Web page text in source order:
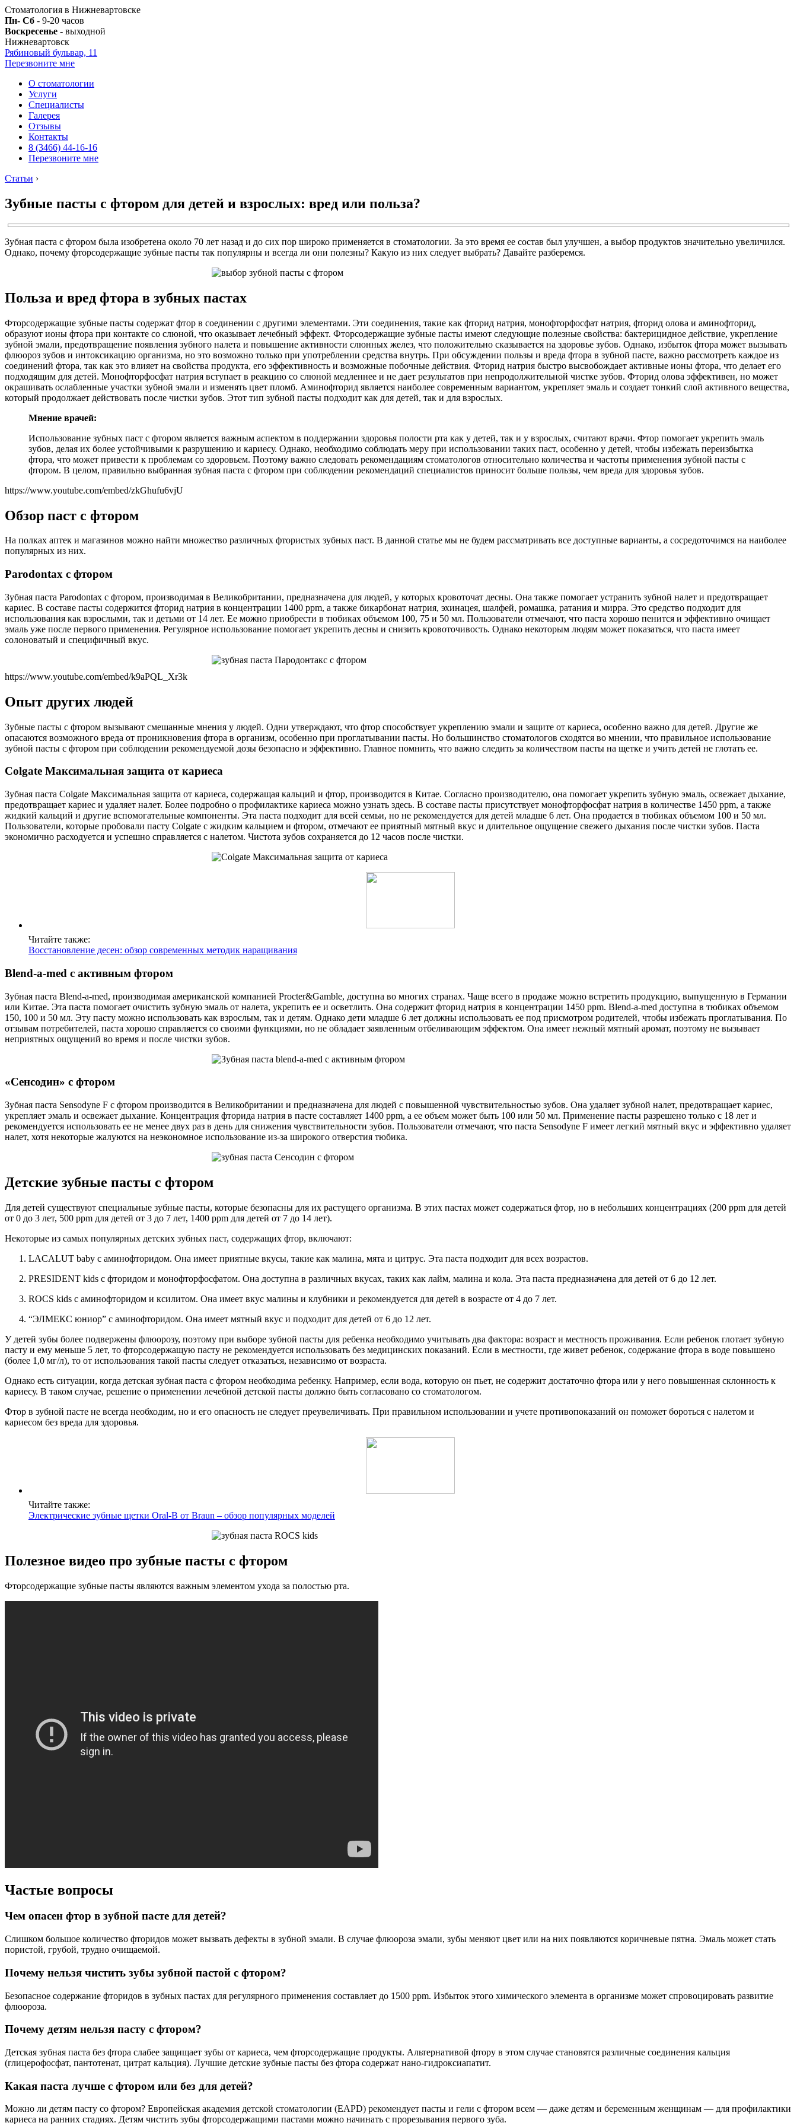
Стоматология в Нижневартовске
Пн- Сб - 9-20 часов
Воскресенье - выходной
Нижневартовск
Рябиновый бульвар, 11
Перезвоните мне
О стоматологии
Услуги
Специалисты
Галерея
Отзывы
Контакты
8 (3466) 44-16-16
Перезвоните мне
Статьи ›
Зубные пасты с фтором для детей и взрослых: вред или польза?
Зубная паста с фтором была изобретена около 70 лет назад и до сих пор широко применяется в стоматологии. За это время ее состав был улучшен, а выбор продуктов значительно увеличился.
Однако, почему фторсодержащие зубные пасты так популярны и всегда ли они полезны? Какую из них следует выбрать? Давайте разберемся.
Польза и вред фтора в зубных пастах
Фторсодержащие зубные пасты содержат фтор в соединении с другими элементами. Эти соединения, такие как фторид натрия, монофторфосфат натрия, фторид олова и аминофторид,
образуют ионы фтора при контакте со слюной, что оказывает лечебный эффект. Фторсодержащие зубные пасты имеют следующие полезные свойства: бактерицидное действие, укрепление
зубной эмали, предотвращение появления зубного налета и повышение активности слюнных желез, что положительно сказывается на здоровье зубов. Однако, избыток фтора может вызывать
флюороз зубов и интоксикацию организма, но это возможно только при употреблении средства внутрь. При обсуждении пользы и вреда фтора в зубной пасте, важно рассмотреть каждое из
соединений фтора, так как это влияет на свойства продукта, его эффективность и возможные побочные действия. Фторид натрия быстро высвобождает активные ионы фтора, что делает его
подходящим для детей. Монофторфосфат натрия вступает в реакцию со слюной медленнее и не дает результатов при непродолжительной чистке зубов. Фторид олова эффективен, но может
окрашивать ослабленные участки зубной эмали и изменять цвет пломб. Аминофторид является наиболее современным вариантом, укрепляет эмаль и создает тонкий слой активного вещества,
который продолжает действовать после чистки зубов. Этот тип зубной пасты подходит как для детей, так и для взрослых.
Мнение врачей:
Использование зубных паст с фтором является важным аспектом в поддержании здоровья полости рта как у детей, так и у взрослых, считают врачи. Фтор помогает укрепить эмаль
зубов, делая их более устойчивыми к разрушению и кариесу. Однако, необходимо соблюдать меру при использовании таких паст, особенно у детей, чтобы избежать переизбытка
фтора, что может привести к проблемам со здоровьем. Поэтому важно следовать рекомендациям стоматологов относительно количества и частоты применения зубной пасты с
фтором. В целом, правильно выбранная зубная паста с фтором при соблюдении рекомендаций специалистов приносит больше пользы, чем вреда для здоровья зубов.
https://www.youtube.com/embed/zkGhufu6vjU
Обзор паст с фтором
На полках аптек и магазинов можно найти множество различных фтористых зубных паст. В данной статье мы не будем рассматривать все доступные варианты, а сосредоточимся на наиболее
популярных из них.
Parodontax с фтором
Зубная паста Parodontax с фтором, производимая в Великобритании, предназначена для людей, у которых кровоточат десны. Она также помогает устранить зубной налет и предотвращает
кариес. В составе пасты содержится фторид натрия в концентрации 1400 ppm, а также бикарбонат натрия, эхинацея, шалфей, ромашка, ратания и мирра. Это средство подходит для
использования как взрослыми, так и детьми от 14 лет. Ее можно приобрести в тюбиках объемом 100, 75 и 50 мл. Пользователи отмечают, что паста хорошо пенится и эффективно очищает
эмаль уже после первого применения. Регулярное использование помогает укрепить десны и снизить кровоточивость. Однако некоторым людям может показаться, что паста имеет
солоноватый и специфичный вкус.
https://www.youtube.com/embed/k9aPQL_Xr3k
Опыт других людей
Зубные пасты с фтором вызывают смешанные мнения у людей. Одни утверждают, что фтор способствует укреплению эмали и защите от кариеса, особенно важно для детей. Другие же
опасаются возможного вреда от проникновения фтора в организм, особенно при проглатывании пасты. Но большинство стоматологов сходятся во мнении, что правильное использование
зубной пасты с фтором при соблюдении рекомендуемой дозы безопасно и эффективно. Главное помнить, что важно следить за количеством пасты на щетке и учить детей не глотать ее.
Colgate Максимальная защита от кариеса
Зубная паста Colgate Максимальная защита от кариеса, содержащая кальций и фтор, производится в Китае. Согласно производителю, она помогает укрепить зубную эмаль, освежает дыхание,
предотвращает кариес и удаляет налет. Более подробно о профилактике кариеса можно узнать здесь. В составе пасты присутствует монофторфосфат натрия в количестве 1450 ppm, а также
жидкий кальций и другие вспомогательные компоненты. Эта паста подходит для всей семьи, но не рекомендуется для детей младше 6 лет. Она продается в тюбиках объемом 100 и 50 мл.
Пользователи, которые пробовали пасту Colgate с жидким кальцием и фтором, отмечают ее приятный мятный вкус и длительное ощущение свежего дыхания после чистки зубов. Паста
экономично расходуется и успешно справляется с налетом. Чистота зубов сохраняется до 12 часов после чистки.
Читайте также:
Восстановление десен: обзор современных методик наращивания
Blend-a-med с активным фтором
Зубная паста Blend-a-med, производимая американской компанией Procter&Gamble, доступна во многих странах. Чаще всего в продаже можно встретить продукцию, выпущенную в Германии
или Китае. Эта паста помогает очистить зубную эмаль от налета, укрепить ее и осветлить. Она содержит фторид натрия в концентрации 1450 ppm. Blend-a-med доступна в тюбиках объемом
150, 100 и 50 мл. Эту пасту можно использовать как взрослым, так и детям. Однако дети младше 6 лет должны использовать ее под присмотром родителей, чтобы избежать проглатывания. По
отзывам потребителей, паста хорошо справляется со своими функциями, но не обладает заявленным отбеливающим эффектом. Она имеет нежный мятный аромат, поэтому не вызывает
неприятных ощущений во время и после чистки зубов.
«Сенсодин» с фтором
Зубная паста Sensodyne F с фтором производится в Великобритании и предназначена для людей с повышенной чувствительностью зубов. Она удаляет зубной налет, предотвращает кариес,
укрепляет эмаль и освежает дыхание. Концентрация фторида натрия в пасте составляет 1400 ppm, а ее объем может быть 100 или 50 мл. Применение пасты разрешено только с 18 лет и
рекомендуется использовать ее не менее двух раз в день для снижения чувствительности зубов. Пользователи отмечают, что паста Sensodyne F имеет легкий мятный вкус и эффективно удаляет
налет, хотя некоторые жалуются на неэкономное использование из-за широкого отверстия тюбика.
Детские зубные пасты с фтором
Для детей существуют специальные зубные пасты, которые безопасны для их растущего организма. В этих пастах может содержаться фтор, но в небольших концентрациях (200 ppm для детей
от 0 до 3 лет, 500 ppm для детей от 3 до 7 лет, 1400 ppm для детей от 7 до 14 лет).
Некоторые из самых популярных детских зубных паст, содержащих фтор, включают:
LACALUT baby с аминофторидом. Она имеет приятные вкусы, такие как малина, мята и цитрус. Эта паста подходит для всех возрастов.
PRESIDENT kids с фторидом и монофторфосфатом. Она доступна в различных вкусах, таких как лайм, малина и кола. Эта паста предназначена для детей от 6 до 12 лет.
ROCS kids c аминофторидом и ксилитом. Она имеет вкус малины и клубники и рекомендуется для детей в возрасте от 4 до 7 лет.
“ЭЛМЕКС юниор” с аминофторидом. Она имеет мятный вкус и подходит для детей от 6 до 12 лет.
У детей зубы более подвержены флюорозу, поэтому при выборе зубной пасты для ребенка необходимо учитывать два фактора: возраст и местность проживания. Если ребенок глотает зубную
пасту и ему меньше 5 лет, то фторсодержащую пасту не рекомендуется использовать без медицинских показаний. Если в местности, где живет ребенок, содержание фтора в воде повышено
(более 1,0 мг/л), то от использования такой пасты следует отказаться, независимо от возраста.
Однако есть ситуации, когда детская зубная паста с фтором необходима ребенку. Например, если вода, которую он пьет, не содержит достаточно фтора или у него повышенная склонность к
кариесу. В таком случае, решение о применении лечебной детской пасты должно быть согласовано со стоматологом.
Фтор в зубной пасте не всегда необходим, но и его опасность не следует преувеличивать. При правильном использовании и учете противопоказаний он поможет бороться с налетом и
кариесом без вреда для здоровья.
Читайте также:
Электрические зубные щетки Oral-B от Braun – обзор популярных моделей
Полезное видео про зубные пасты с фтором
Фторсодержащие зубные пасты являются важным элементом ухода за полостью рта.
Частые вопросы
Чем опасен фтор в зубной пасте для детей?
Слишком большое количество фторидов может вызвать дефекты в зубной эмали. В случае флюороза эмали, зубы меняют цвет или на них появляются коричневые пятна. Эмаль может стать
пористой, грубой, трудно очищаемой.
Почему нельзя чистить зубы зубной пастой с фтором?
Безопасное содержание фторидов в зубных пастах для регулярного применения составляет до 1500 ppm. Избыток этого химического элемента в организме может спровоцировать развитие
флюороза.
Почему детям нельзя пасту с фтором?
Детская зубная паста без фтора слабее защищает зубы от кариеса, чем фторсодержащие продукты. Альтернативой фтору в этом случае становятся различные соединения кальция
(глицерофосфат, пантотенат, цитрат кальция). Лучшие детские зубные пасты без фтора содержат нано-гидроксиапатит.
Какая паста лучше с фтором или без для детей?
Можно ли детям пасту со фтором? Европейская академия детской стоматологии (EAPD) рекомендует пасты и гели с фтором всем — даже детям и беременным женщинам — для профилактики
кариеса на ранних стадиях. Детям чистить зубы фторсодержащими пастами можно начинать с прорезывания первого зуба.